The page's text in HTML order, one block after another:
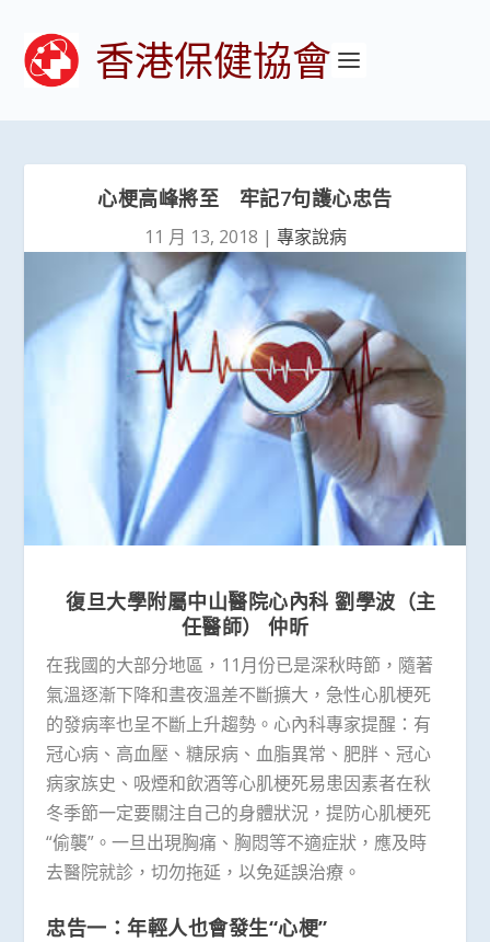
香港保健協會
心梗高峰將至 牢記7句護心忠告
11 月 13, 2018 | 專家說病
復旦大學附屬中山醫院心內科 劉學波（主
任醫師） 仲昕
在我國的大部分地區，11月份已是深秋時節，隨著
氣溫逐漸下降和晝夜溫差不斷擴大，急性心肌梗死
的發病率也呈不斷上升趨勢。心內科專家提醒：有
冠心病、高血壓、糖尿病、血脂異常、肥胖、冠心
病家族史、吸煙和飲酒等心肌梗死易患因素者在秋
冬季節一定要關注自己的身體狀況，提防心肌梗死
“偷襲”。一旦出現胸痛、胸悶等不適症狀，應及時
去醫院就診，切勿拖延，以免延誤治療。
忠告一：年輕人也會發生“心梗”